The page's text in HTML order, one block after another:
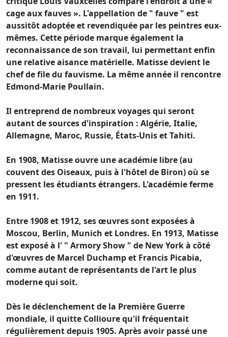
cage aux fauves ». L'appellation de " fauve " est
aussitôt adoptée et revendiquée par les peintres eux-
mêmes. Cette période marque également la
reconnaissance de son travail, lui permettant enfin
une relative aisance matérielle. Matisse devient le
chef de file du fauvisme. La même année il rencontre
Edmond-Marie Poullain.
Il entreprend de nombreux voyages qui seront
autant de sources d'inspiration : Algérie, Italie,
Allemagne, Maroc, Russie, États-Unis et Tahiti.
En 1908, Matisse ouvre une académie libre (au
couvent des Oiseaux, puis à l'hôtel de Biron) où se
pressent les étudiants étrangers. L'académie ferme
en 1911.
Entre 1908 et 1912, ses œuvres sont exposées à
Moscou, Berlin, Munich et Londres. En 1913, Matisse
est exposé à l' " Armory Show " de New York à côté
d'œuvres de Marcel Duchamp et Francis Picabia,
comme autant de représentants de l'art le plus
moderne qui soit.
Dès le déclenchement de la Première Guerre
mondiale, il quitte Collioure qu'il fréquentait
régulièrement depuis 1905. Après avoir passé une